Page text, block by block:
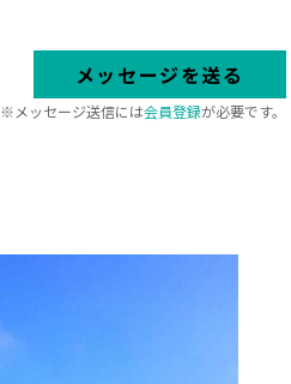
メッセージを送る
※メッセージ送信には会員登録が必要です。